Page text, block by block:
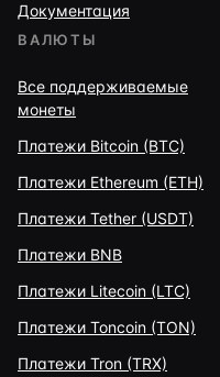
Документация
ВАЛЮТЫ
Все поддерживаемые
монеты
Платежи Bitcoin (BTC)
Платежи Ethereum (ETH)
Платежи Tether (USDT)
Платежи BNB
Платежи Litecoin (LTC)
Платежи Toncoin (TON)
Платежи Tron (TRX)